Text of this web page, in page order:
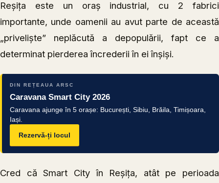
Reșița este un oraș industrial, cu 2 fabrici
importante, unde oamenii au avut parte de această
„priveliște” neplăcută a depopulării, fapt ce a
determinat pierderea încrederii în ei înșiși.
DIN REȚEAUA ARSC
Caravana Smart City 2026
Caravana ajunge în 5 orașe: București, Sibiu, Brăila, Timișoara,
Iași.
Rezervă-ți locul
Cred că Smart City în Reșița, atât pe perioada